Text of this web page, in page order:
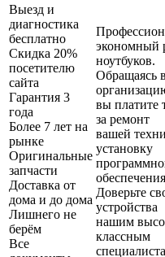
Выезд и
диагностика
бесплатно
Скидка 20%
посетителю
сайта
Гарантия 3
года
Более 7 лет на
рынке
Оригинальные
запчасти
Доставка от
дома и до дома
Лишнего не
берём
Все
экономный
ноутбуков.
Обращаясь
вы платите
за ремонт
вашей
установку
Доверьте
устройства
нашим
классным